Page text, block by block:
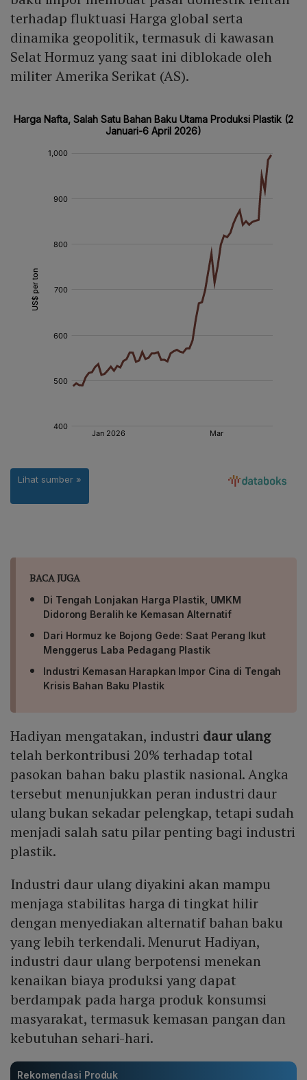
terhadap fluktuasi Harga global serta
dinamika geopolitik, termasuk di kawasan
Selat Hormuz yang saat ini diblokade oleh
militer Amerika Serikat (AS).
BACA JUGA
Di Tengah Lonjakan Harga Plastik, UMKM
Didorong Beralih ke Kemasan Alternatif
Dari Hormuz ke Bojong Gede: Saat Perang Ikut
Menggerus Laba Pedagang Plastik
Industri Kemasan Harapkan Impor Cina di Tengah
Krisis Bahan Baku Plastik
Hadiyan mengatakan, industri daur ulang
telah berkontribusi 20% terhadap total
pasokan bahan baku plastik nasional. Angka
tersebut menunjukkan peran industri daur
ulang bukan sekadar pelengkap, tetapi sudah
menjadi salah satu pilar penting bagi industri
plastik.
Industri daur ulang diyakini akan mampu
menjaga stabilitas harga di tingkat hilir
dengan menyediakan alternatif bahan baku
yang lebih terkendali. Menurut Hadiyan,
industri daur ulang berpotensi menekan
kenaikan biaya produksi yang dapat
berdampak pada harga produk konsumsi
masyarakat, termasuk kemasan pangan dan
kebutuhan sehari-hari.
Rekomendasi Produk